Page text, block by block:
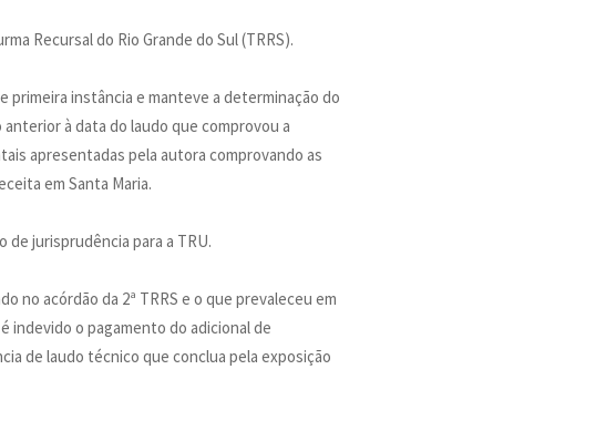
Recursal do Rio Grande do Sul (TRRS).
primeira instância e manteve a determinação do
à data do laudo que comprovou a
apresentadas pela autora comprovando as
em Santa Maria.
jurisprudência para a TRU.
acórdão da 2ª TRRS e o que prevaleceu em
indevido o pagamento do adicional de
de laudo técnico que conclua pela exposição